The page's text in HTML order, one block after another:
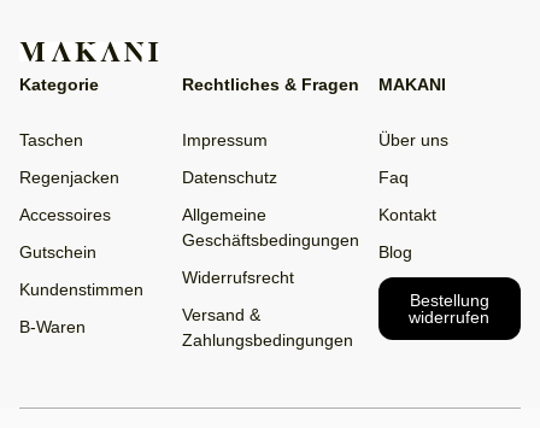
Kategorie
Taschen
Regenjacken
Accessoires
Gutschein
Kundenstimmen
B-Waren
Rechtliches & Fragen
Impressum
Datenschutz
Allgemeine
Geschäftsbedingungen
Widerrufsrecht
Versand &
Zahlungsbedingungen
MAKANI
Über uns
Faq
Kontakt
Blog
Bestellung
widerrufen